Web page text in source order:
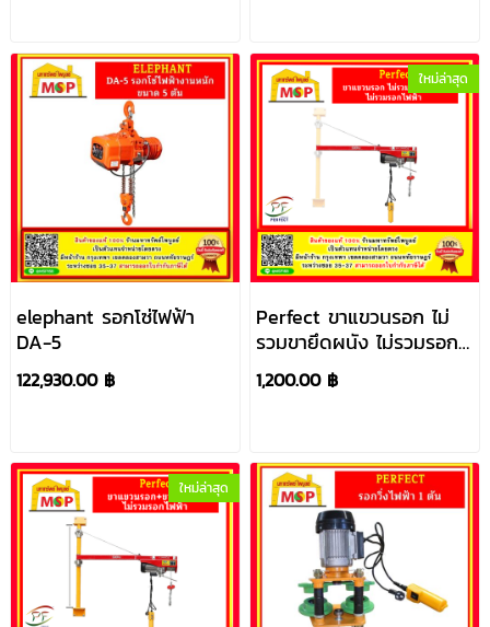
elephant รอกโซ่ไฟฟ้า
DA-5
122,930.00 ฿
ใหม่ล่าสุด
Perfect ขาแขวนรอก ไม่
รวมขายึดผนัง ไม่รวมรอก
ไฟฟ้า
1,200.00 ฿
ใหม่ล่าสุด